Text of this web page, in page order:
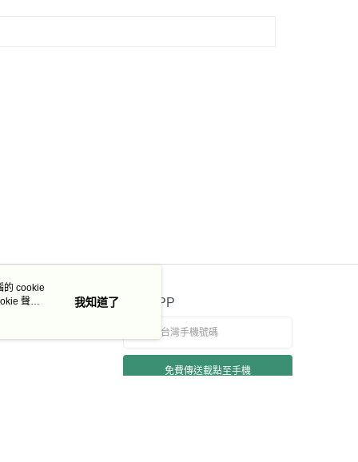
官方APP
免費傳送載點至手機
的 cookie
聲明
我知道了